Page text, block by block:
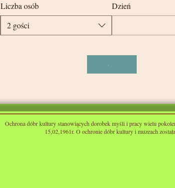
Liczba osób
2 gości
Dzień
Ochrona dóbr kultury stanowiących dorobek myśli i pracy wielu
15,02,1961r. O ochronie dóbr kultury i muzeach